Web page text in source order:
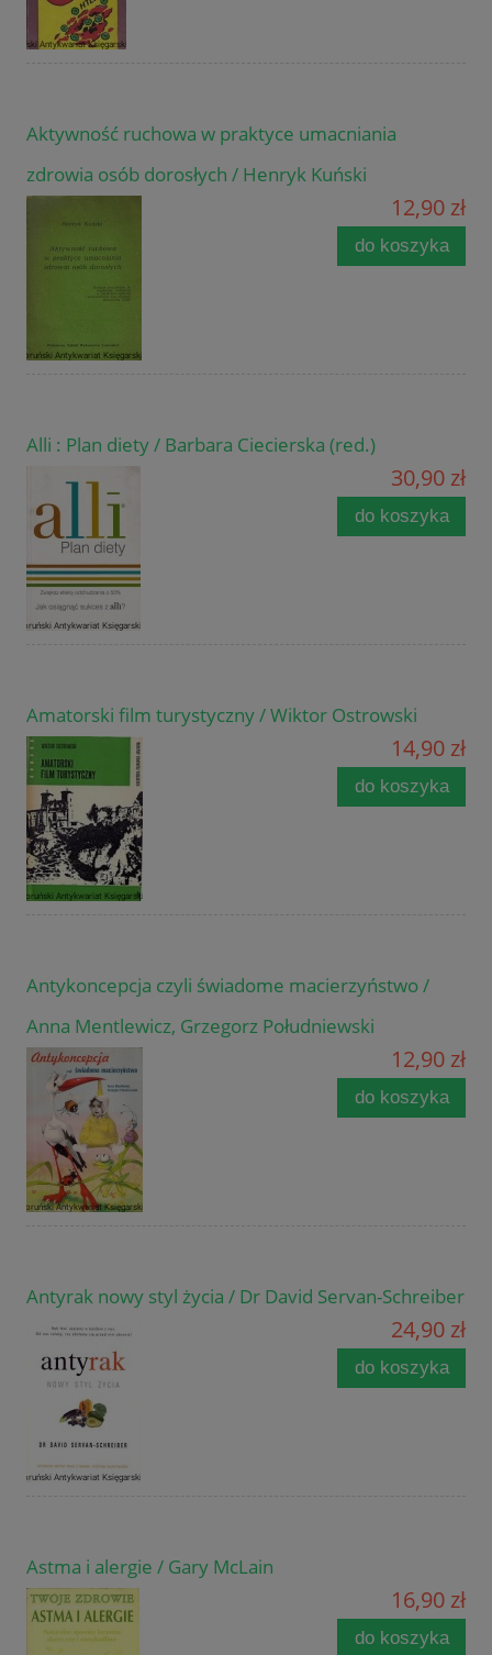
Aktywność ruchowa w praktyce umacniania
zdrowia osób dorosłych / Henryk Kuński
12,90 zł
do koszyka
Alli : Plan diety / Barbara Ciecierska (red.)
30,90 zł
do koszyka
Amatorski film turystyczny / Wiktor Ostrowski
14,90 zł
do koszyka
Antykoncepcja czyli świadome macierzyństwo /
Anna Mentlewicz, Grzegorz Południewski
12,90 zł
do koszyka
Antyrak nowy styl życia / Dr David Servan-Schreiber
24,90 zł
do koszyka
Astma i alergie / Gary McLain
16,90 zł
do koszyka